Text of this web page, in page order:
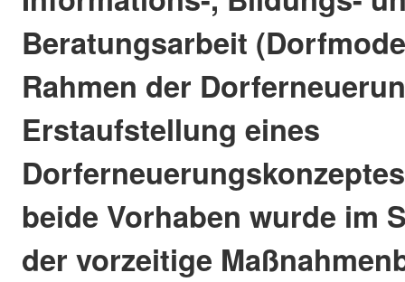
Beratungsarbeit
Rahmen der
Erstaufstellung eines
beide Vorhaben wurde im
der vorzeitige